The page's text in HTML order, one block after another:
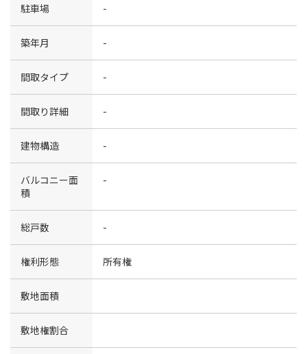
駐車場 -
築年月 -
間取タイプ -
間取り詳細 -
建物構造 -
バルコニー面
積
-
総戸数 -
権利形態 所有権
敷地面積
敷地権割合